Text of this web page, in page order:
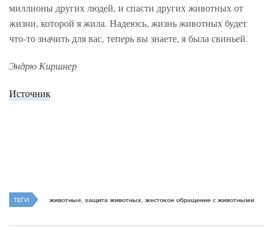
миллионы других людей, и спасти других животных от
жизни, которой я жила. Надеюсь, жизнь животных будет
что-то значить для вас, теперь вы знаете, я была свиньей.
Эндрю Киршнер
Источник
ТЕГИ животные, защита животных, жестокое обращение с животными